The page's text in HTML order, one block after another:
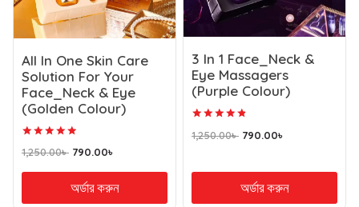
All In One Skin Care
Solution For Your
Face_Neck & Eye
(Golden Colour)
Rated
5.00
1,250.00৳ 790.00৳
অর্ডার করুন
3 In 1 Face_Neck &
Eye Massagers
(Purple Colour)
4.92
1,250.00৳ 790.00৳
অর্ডার করুন